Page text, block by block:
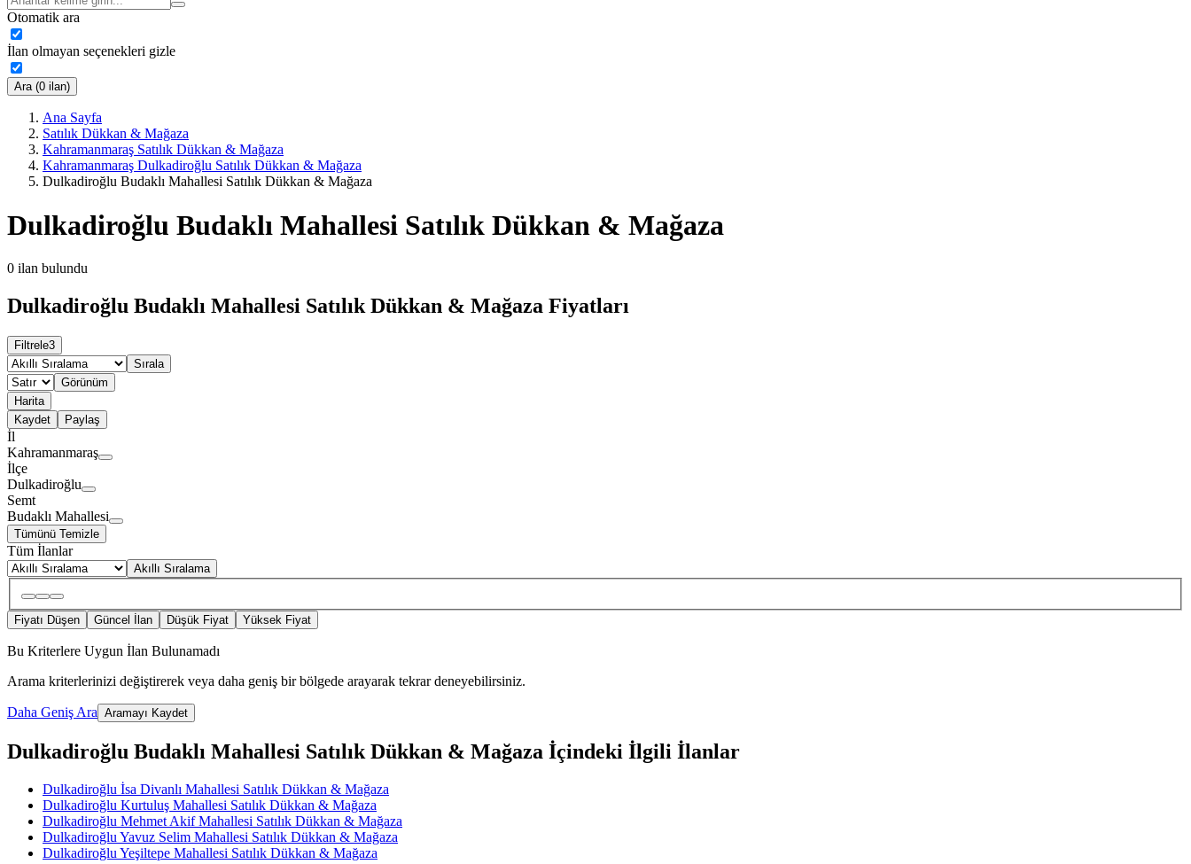
Otomatik ara
İlan olmayan seçenekleri gizle
Ara (0 ilan)
Ana Sayfa
Satılık Dükkan & Mağaza
Kahramanmaraş Satılık Dükkan & Mağaza
Kahramanmaraş Dulkadiroğlu Satılık Dükkan & Mağaza
Dulkadiroğlu Budaklı Mahallesi Satılık Dükkan & Mağaza
Dulkadiroğlu Budaklı Mahallesi Satılık Dükkan & Mağaza
0 ilan bulundu
Dulkadiroğlu Budaklı Mahallesi Satılık Dükkan & Mağaza Fiyatları
Filtrele3
Sırala
Görünüm
Harita
Kaydet
Paylaş
İl
Kahramanmaraş
İlçe
Dulkadiroğlu
Semt
Budaklı Mahallesi
Tümünü Temizle
Tüm İlanlar
Akıllı Sıralama
Fiyatı Düşen Güncel İlan Düşük Fiyat Yüksek Fiyat
Bu Kriterlere Uygun İlan Bulunamadı
Arama kriterlerinizi değiştirerek veya daha geniş bir bölgede arayarak tekrar deneyebilirsiniz.
Daha Geniş Ara Aramayı Kaydet
Dulkadiroğlu Budaklı Mahallesi Satılık Dükkan & Mağaza İçindeki İlgili İlanlar
Dulkadiroğlu İsa Divanlı Mahallesi Satılık Dükkan & Mağaza
Dulkadiroğlu Kurtuluş Mahallesi Satılık Dükkan & Mağaza
Dulkadiroğlu Mehmet Akif Mahallesi Satılık Dükkan & Mağaza
Dulkadiroğlu Yavuz Selim Mahallesi Satılık Dükkan & Mağaza
Dulkadiroğlu Yeşiltepe Mahallesi Satılık Dükkan & Mağaza